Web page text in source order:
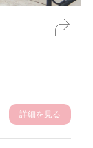
詳細を見る